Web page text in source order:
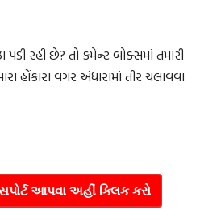
રહી છે? તો કમેન્ટ બોક્સમાં તમારી
હોંકારા વગર અંધારામાં તીર ચલાવવા
આપવા અહીં ક્લિક કરો